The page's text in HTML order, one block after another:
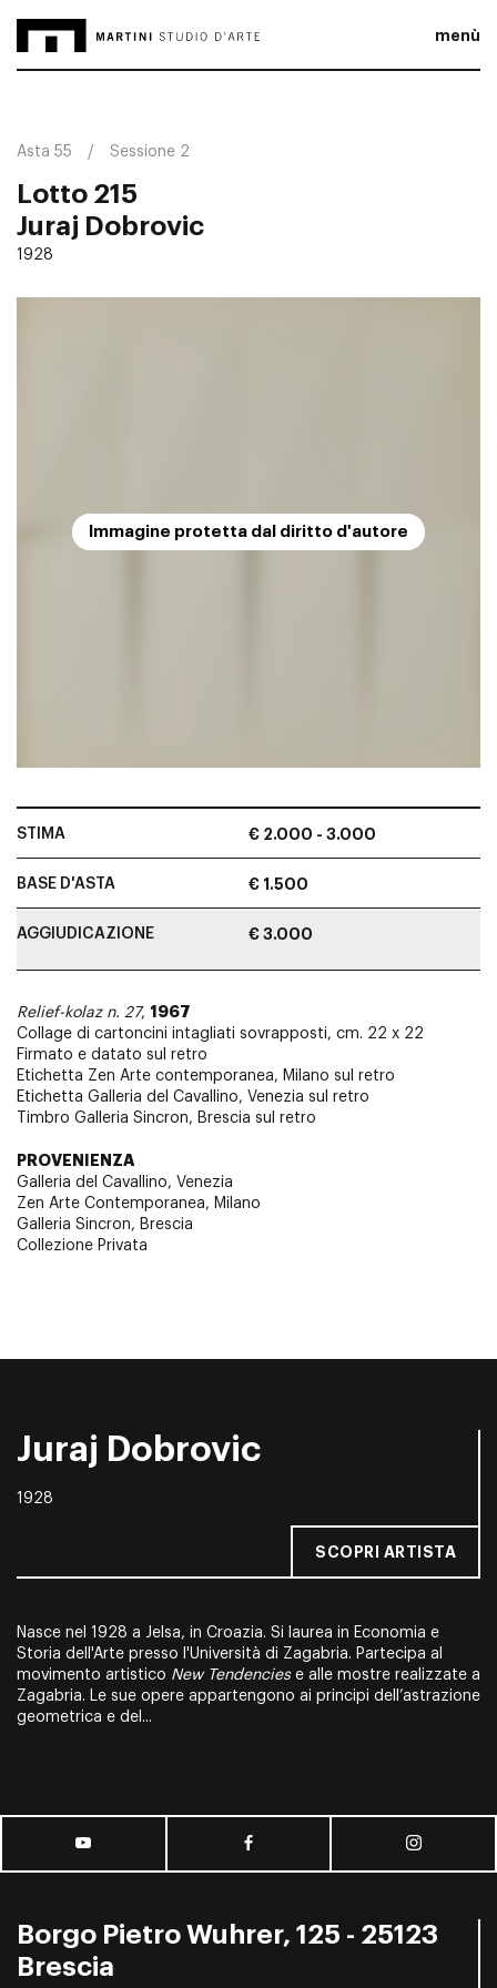
menù
Asta 55 Sessione 2
Lotto 215
Juraj Dobrovic
1928
Immagine protetta dal diritto d'autore
STIMA € 2.000 - 3.000
BASE D'ASTA € 1.500
AGGIUDICAZIONE € 3.000
Relief-kolaz n. 27, 1967
Collage di cartoncini intagliati sovrapposti, cm. 22 x 22
Firmato e datato sul retro
Etichetta Zen Arte contemporanea, Milano sul retro
Etichetta Galleria del Cavallino, Venezia sul retro
Timbro Galleria Sincron, Brescia sul retro
PROVENIENZA
Galleria del Cavallino, Venezia
Zen Arte Contemporanea, Milano
Galleria Sincron, Brescia
Collezione Privata
Juraj Dobrovic
1928
SCOPRI ARTISTA
Nasce nel 1928 a Jelsa, in Croazia. Si laurea in Economia e
Storia dell'Arte presso l'Università di Zagabria. Partecipa al
movimento artistico New Tendencies e alle mostre realizzate a
Zagabria. Le sue opere appartengono ai principi dell’astrazione
geometrica e del...
Borgo Pietro Wuhrer, 125 - 25123
Brescia